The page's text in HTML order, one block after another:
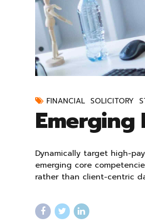
FINANCIAL SOLICITORY
Emerging
Dynamically target high-
emerging core
rather than client-centric